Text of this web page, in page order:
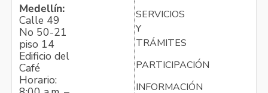
Medellín:
Calle 49
No 50-21
piso 14
Edificio del
Café
Horario:
SERVICIOS
Y
TRÁMITES
PARTICIPACIÓN
INFORMACIÓN